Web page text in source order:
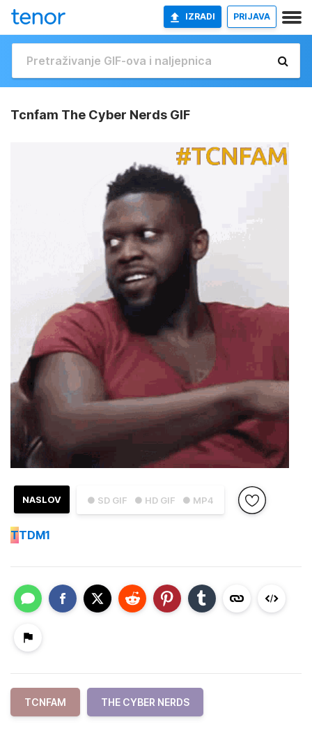
IZRADI PRIJAVA
Tcnfam The Cyber Nerds GIF
● SD GIF ● HD GIF ● MP4
NASLOV
TTDM1
TCNFAM THE CYBER NERDS